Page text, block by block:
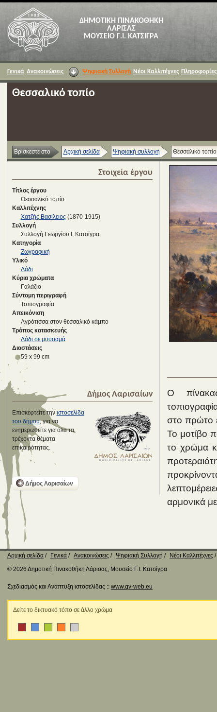
ΔΗΜΟΤΙΚΗ ΠΙΝΑΚΟΘΗΚΗ
ΛΑΡΙΣΑΣ
ΜΟΥΣΕΙΟ Γ.Ι. ΚΑΤΣΙΓΡΑ
Γενικά Ανακοινώσεις Ψηφιακή Συλλογή Νέοι Καλλιτέχνες Πληροφορίες
Θεσσαλικό τοπίο
Βρίσκεστε στο Αρχική σελίδα Ψηφιακή συλλογή Θεσσαλικό τοπίο
Στοιχεία έργου
Τίτλος έργου
Θεσσαλικό τοπίο
Καλλιτέχνης
Χατζής Βασίλειος (1870-1915)
Συλλογή
Συλλογή Γεωργίου Ι. Κατσίγρα
Κατηγορία
Ζωγραφική
Υλικό
Λάδι
Κύρια χρώματα
Γαλάζιο
Σύντομη περιγραφή
Τοπιογραφία
Απεικόνιση
Αγρότισσα στον θεσσαλικό κάμπο
Τρόπος κατασκευής
Λάδι σε μουσαμά
Διαστάσεις
59 x 99 cm
Δήμος Λαρισαίων
Επισκεφτείτε την ιστοσελίδα
του δήμου, για να
ενημερωθείτε για όλα τα
τρέχοντα θέματα
επικαιρότητας.
Δήμος Λαρισαίων
Ο
στο πρώτο
Το μοτίβο
το χρώμα
αρμονικά
Αρχική σελίδα Γενικά Ανακοινώσεις Ψηφιακή Συλλογή
Νέοι Καλλιτέχνες
© 2026 Δημοτική Πινακοθήκη Λάρισας, Μουσείο Γ.Ι. Κατσίγρα
Σχεδιασμός και Ανάπτυξη ιστοσελίδας :: www.qv-web.eu
Δείτε το δικτυακό τόπο σε άλλο χρώμα